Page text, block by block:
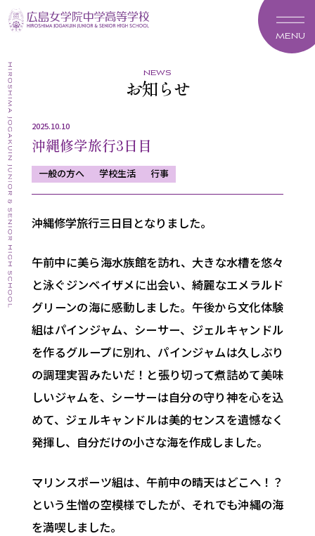
MENU
news
お知らせ
2025.10.10
沖縄修学旅行3日目
一般の方へ 学校生活 行事
沖縄修学旅行三日目となりました。
午前中に美ら海水族館を訪れ、大きな水槽を悠々
と泳ぐジンベイザメに出会い、綺麗なエメラルド
グリーンの海に感動しました。午後から文化体験
組はパインジャム、シーサー、ジェルキャンドル
を作るグループに別れ、パインジャムは久しぶり
の調理実習みたいだ！と張り切って煮詰めて美味
しいジャムを、シーサーは自分の守り神を心を込
めて、ジェルキャンドルは美的センスを遺憾なく
発揮し、自分だけの小さな海を作成しました。
マリンスポーツ組は、午前中の晴天はどこへ！？
という生憎の空模様でしたが、それでも沖縄の海
を満喫しました。